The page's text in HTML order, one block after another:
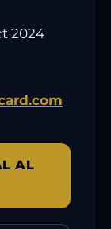
2024
AL